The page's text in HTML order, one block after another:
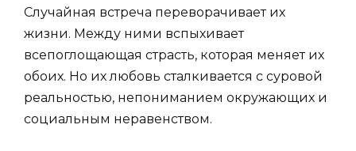
Случайная встреча переворачивает их
жизни. Между ними вспыхивает
всепоглощающая страсть, которая меняет их
обоих. Но их любовь сталкивается с суровой
реальностью, непониманием окружающих и
социальным неравенством.